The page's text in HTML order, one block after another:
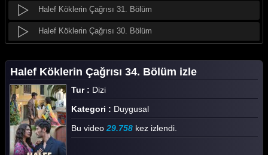
Halef Köklerin Çağrısı 31. Bölüm
Halef Köklerin Çağrısı 30. Bölüm
Halef Köklerin Çağrısı 28. Bölüm
Halef Köklerin Çağrısı 27. Bölüm
Halef Köklerin Çağrısı 26. Bölüm
Halef Köklerin Çağrısı 25. Bölüm
Halef Köklerin Çağrısı 34. Bölüm izle
Tur : Dizi
Kategori : Duygusal
Bu video 29.758 kez izlendi.